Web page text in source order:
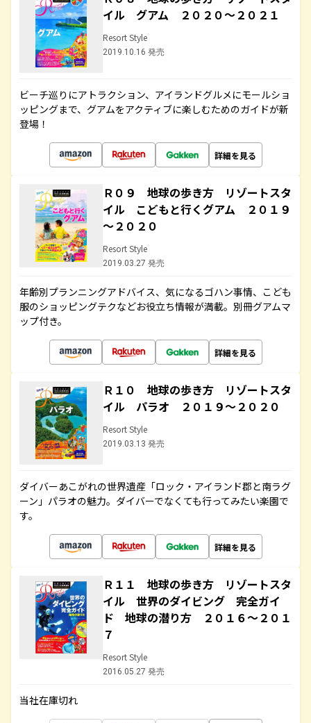
イル グアム ２０２０～２０２１
Resort Style
2019.10.16 発売
ビーチ巡りにアトラクション、アイランドグルメにモールショ
ッピングまで、グアムをアクティブに楽しむためのガイドが新
登場！
詳細を見る
Ｒ０９ 地球の歩き方 リゾートスタ
イル こどもと行くグアム ２０１９
～２０２０
Resort Style
2019.03.27 発売
年齢別プランニングアドバイス、気になるゴハン事情、こども
服のショッピングテクなどお役立ち情報が満載。別冊グアムマ
ップ付き。
詳細を見る
Ｒ１０ 地球の歩き方 リゾートスタ
イル パラオ ２０１９～２０２０
Resort Style
2019.03.13 発売
ダイバーあこがれの世界遺産「ロック・アイランド郡と南ラグ
ーン」パラオの魅力。ダイバーでなくても行ってみたい楽園で
す。
詳細を見る
Ｒ１１ 地球の歩き方 リゾートスタ
イル 世界のダイビング 完全ガイ
ド 地球の潜り方 ２０１６～２０１
７
Resort Style
2016.05.27 発売
当社在庫切れ